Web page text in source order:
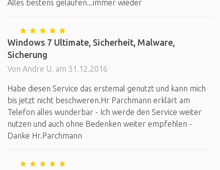
Alles bestens gelaufen...immer wieder
Windows 7 Ultimate, Sicherheit, Malware,
Sicherung
Von Andre U. am 31.12.2016
Habe diesen Service das erstemal genutzt und kann mich
bis jetzt nicht beschweren.Hr Parchmann erklärt am
Telefon alles wunderbar - Ich werde den Service weiter
nutzen und auch ohne Bedenken weiter empfehlen -
Danke Hr.Parchmann